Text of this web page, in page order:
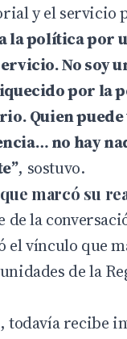
y el servicio
la política por
No soy
por la
Quien puede
no hay
, sostuvo.
marcó su
de la
el vínculo que
de la
todavía recibe